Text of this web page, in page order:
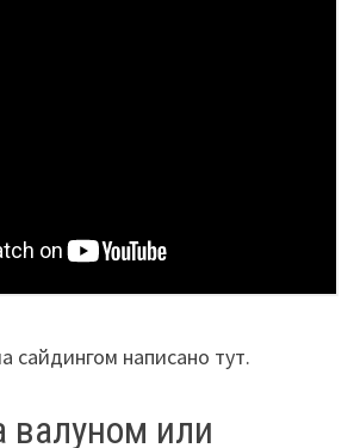
сайдингом написано тут.
валуном или